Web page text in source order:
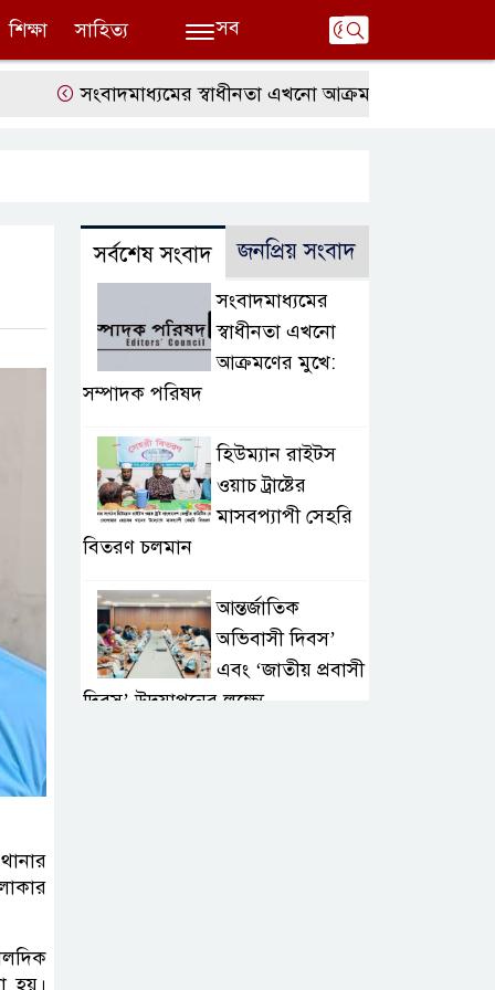
শিক্ষা সাহিত্য সব
সংবাদমাধ্যমের স্বাধীনতা এখনো আক্রমণের মুখে: সম্পাদক
হয়।
সর্বশেষ সংবাদ জনপ্রিয় সংবাদ
সংবাদমাধ্যমের
স্বাধীনতা এখনো
আক্রমণের মুখে:
সম্পাদক পরিষদ
হিউম্যান রাইটস
ওয়াচ ট্রাষ্টের
মাসবপ্যাপী সেহরি
বিতরণ চলমান
আন্তর্জাতিক
অভিবাসী দিবস’
এবং ‘জাতীয় প্রবাসী
দিবস’ উদযাপনের লক্ষ্যে